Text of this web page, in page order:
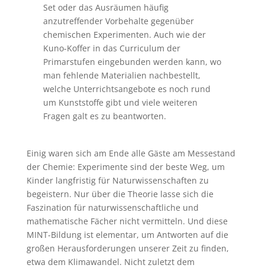
Set oder das Ausräumen häufig
anzutreffender Vorbehalte gegenüber
chemischen Experimenten. Auch wie der
Kuno-Koffer in das Curriculum der
Primarstufen eingebunden werden kann, wo
man fehlende Materialien nachbestellt,
welche Unterrichtsangebote es noch rund
um Kunststoffe gibt und viele weiteren
Fragen galt es zu beantworten.
Einig waren sich am Ende alle Gäste am Messestand
der Chemie: Experimente sind der beste Weg, um
Kinder langfristig für Naturwissenschaften zu
begeistern. Nur über die Theorie lasse sich die
Faszination für naturwissenschaftliche und
mathematische Fächer nicht vermitteln. Und diese
MINT-Bildung ist elementar, um Antworten auf die
großen Herausforderungen unserer Zeit zu finden,
etwa dem Klimawandel. Nicht zuletzt dem